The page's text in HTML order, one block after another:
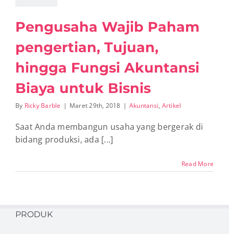
Pengusaha Wajib Paham
pengertian, Tujuan,
hingga Fungsi Akuntansi
Biaya untuk Bisnis
By Ricky Barble | Maret 29th, 2018 | Akuntansi, Artikel
Saat Anda membangun usaha yang bergerak di
bidang produksi, ada [...]
Read More
PRODUK